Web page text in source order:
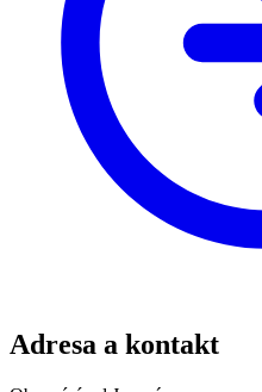
Adresa a kontakt